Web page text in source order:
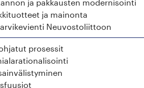
ja pakkausten modernisointi
ja mainonta
Neuvostoliittoon
prosessit